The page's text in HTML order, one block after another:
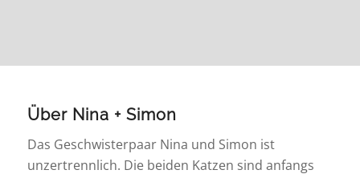
Über Nina + Simon
Das Geschwisterpaar Nina und Simon ist
unzertrennlich. Die beiden Katzen sind anfangs